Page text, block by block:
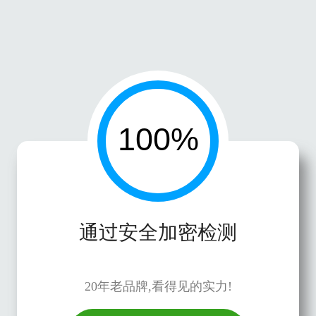
通过安全加密检测
20年老品牌,看得见的实力!